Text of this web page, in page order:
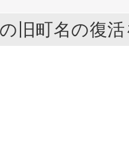
旧町名の復